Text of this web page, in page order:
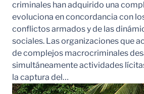
criminales han adquirido una
evoluciona en concordancia con
conflictos armados y de las
sociales. Las organizaciones que
de complejos macrocriminales
simultáneamente actividades
la captura del…